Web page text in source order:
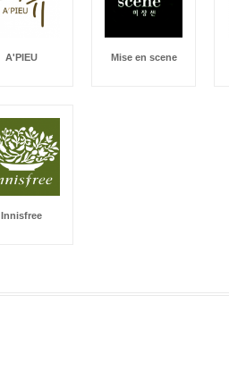
A'PIEU Mise en scene
Innisfree